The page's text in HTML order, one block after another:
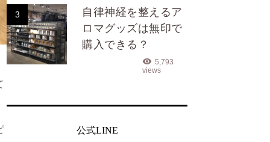
3
自律神経を整えるア
ロマグッズは無印で
購入できる？
5,793
views
公式LINE